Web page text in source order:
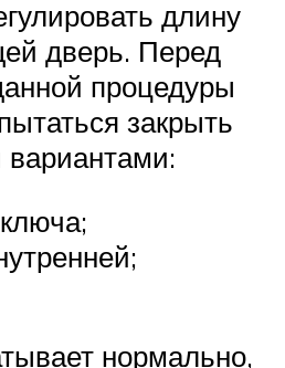
длину
дверь. Перед
процедуры
закрыть
нормально,